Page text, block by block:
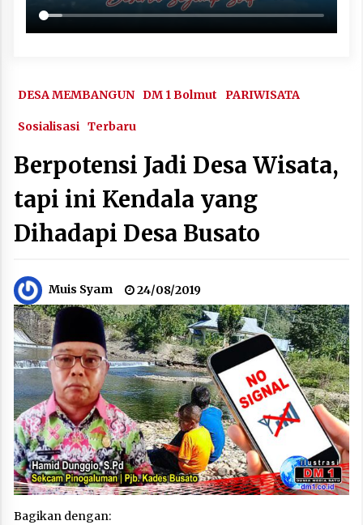
DESA MEMBANGUN DM 1 Bolmut PARIWISATA
Sosialisasi Terbaru
Berpotensi Jadi Desa Wisata,
tapi ini Kendala yang
Dihadapi Desa Busato
Muis Syam 24/08/2019
Bagikan dengan: